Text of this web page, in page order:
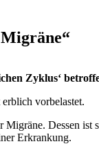
Zyklus‘
vorbelastet.
Dessen
Erkrankung.